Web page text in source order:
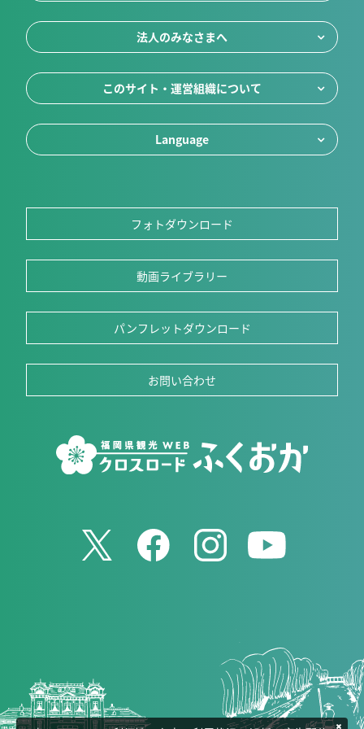
法人のみなさまへ
このサイト・運営組織について
Language
フォトダウンロード
動画ライブラリー
パンフレットダウンロード
お問い合わせ